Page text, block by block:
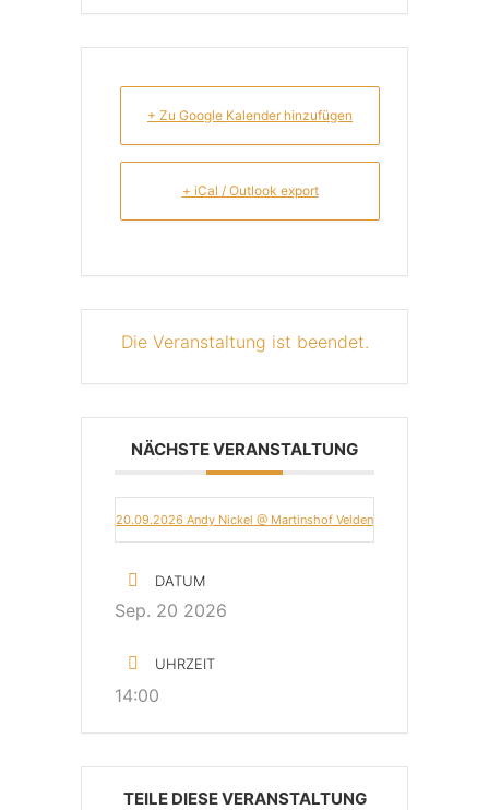
+ Zu Google Kalender hinzufügen
+ iCal / Outlook export
Die Veranstaltung ist beendet.
NÄCHSTE VERANSTALTUNG
20.09.2026 Andy Nickel @ Martinshof Velden
DATUM
Sep. 20 2026
UHRZEIT
14:00
TEILE DIESE VERANSTALTUNG